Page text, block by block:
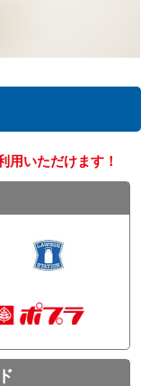
用いただけます！